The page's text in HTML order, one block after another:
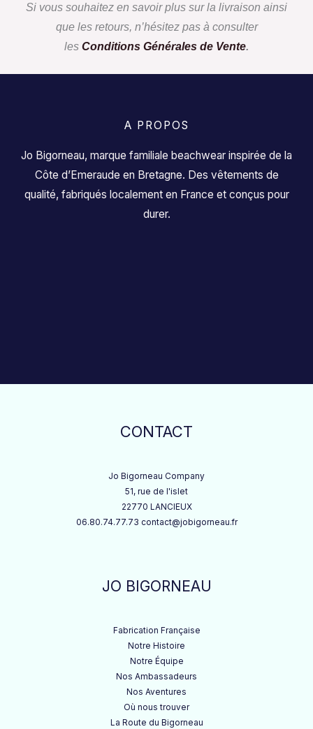
Si vous souhaitez en savoir plus sur la livraison ainsi
que les retours, n’hésitez pas à consulter
les Conditions Générales de Vente.
A PROPOS
Jo Bigorneau, marque familiale beachwear inspirée de la
Côte d’Emeraude en Bretagne. Des vêtements de
qualité, fabriqués localement en France et conçus pour
durer.
CONTACT
Jo Bigorneau Company
51, rue de l'islet
22770 LANCIEUX
06.80.74.77.73 contact@jobigorneau.fr
JO BIGORNEAU
Fabrication Française
Notre Histoire
Notre Équipe
Nos Ambassadeurs
Nos Aventures
Où nous trouver
La Route du Bigorneau